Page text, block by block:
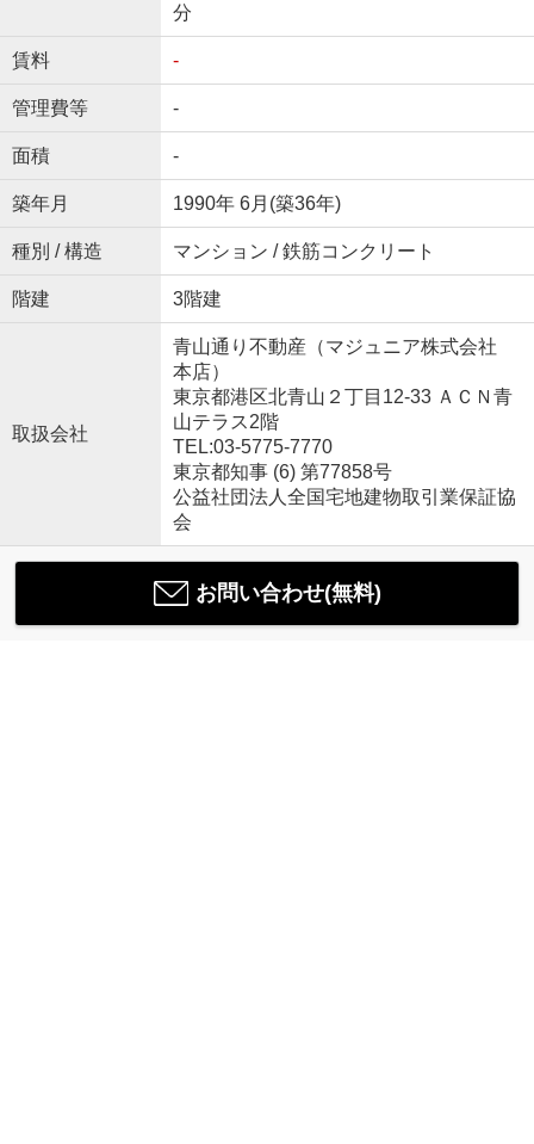
分
賃料 -
管理費等 -
面積 -
築年月 1990年 6月(築36年)
種別 / 構造 マンション / 鉄筋コンクリート
階建 3階建
取扱会社
青山通り不動産（マジュニア株式会社
本店）
東京都港区北青山２丁目12-33 ＡＣＮ青
山テラス2階
TEL:03-5775-7770
東京都知事 (6) 第77858号
公益社団法人全国宅地建物取引業保証協
会
お問い合わせ(無料)